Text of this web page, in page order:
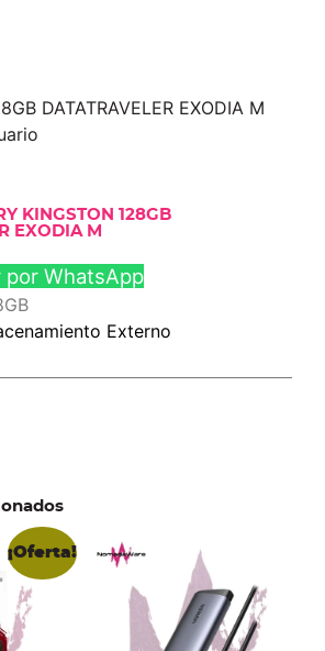
DATATRAVELER EXODIA M
KINGSTON 128GB
EXODIA M
por WhatsApp
Externo
¡Oferta!